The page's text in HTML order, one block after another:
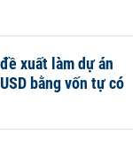
xuất làm dự án
bằng vốn tự có